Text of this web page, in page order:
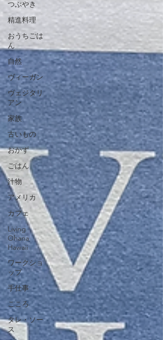
つぶやき
精進料理
おうちごは
ん
自然
ヴィーガン
ヴェジタリ
アン
家族
古いもの
おかず
ごはん
汁物
アメリカ
カフェ
Living
Ohana
Hawaii
ワークショ
ップ
手仕事
こころ
タレ・ソー
ス